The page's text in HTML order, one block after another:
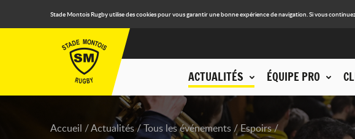
Stade Montois Rugby utilise des cookies pour vous garantir une bonne expérience de navigation. Si vous
ACTUALITÉS ÉQUIPE PRO
Accueil Actualités Tous les événements Espoirs